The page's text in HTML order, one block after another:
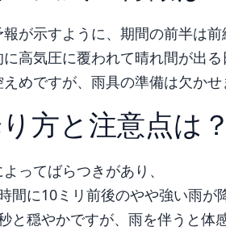
報が示すように、期間の前半は
高気圧に覆われて晴れ間が出
めですが、雨具の準備は欠かせ
方と注意点は？
ってばらつきがあり、
間に10ミリ前後のやや強い雨
と穏やかですが、雨を伴うと体